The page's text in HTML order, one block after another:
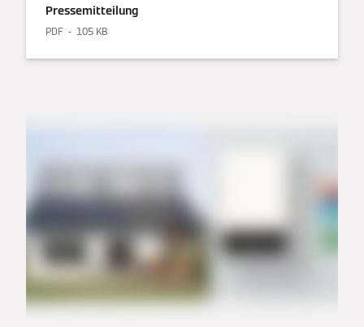
Pressemitteilung
PDF 105 KB